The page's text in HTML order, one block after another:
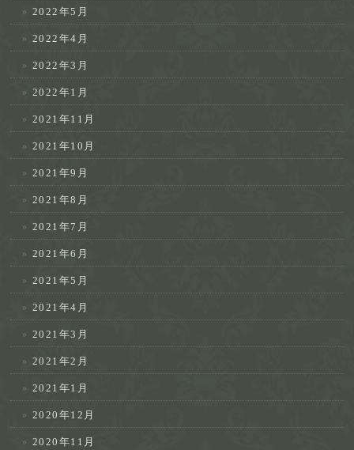
2022年5月
2022年4月
2022年3月
2022年1月
2021年11月
2021年10月
2021年9月
2021年8月
2021年7月
2021年6月
2021年5月
2021年4月
2021年3月
2021年2月
2021年1月
2020年12月
2020年11月